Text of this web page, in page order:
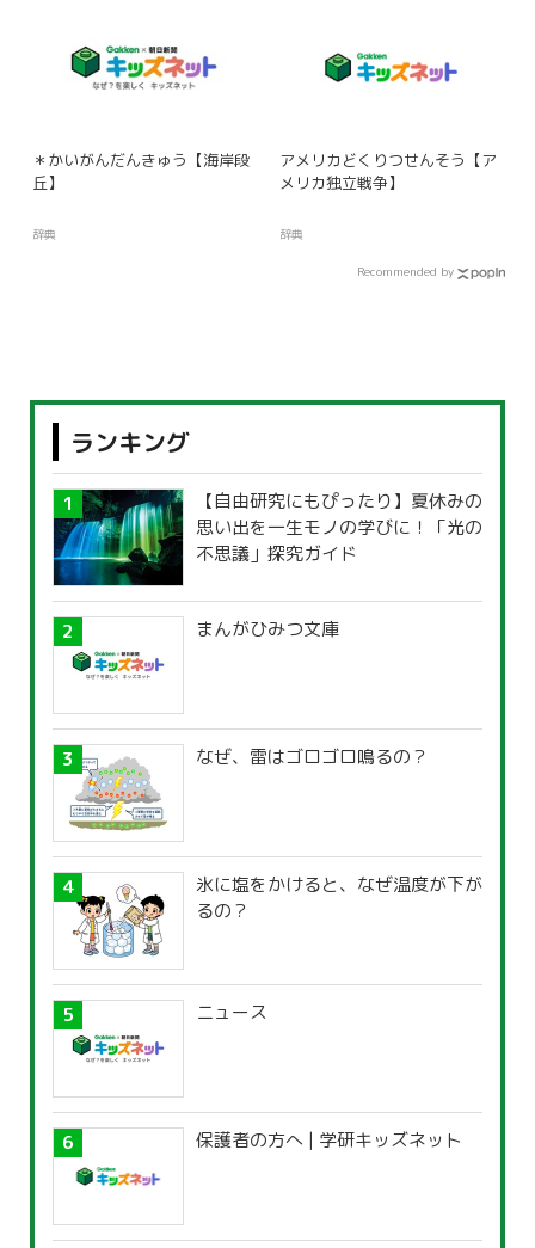
＊かいがんだんきゅう【海岸段
丘】
辞典
アメリカどくりつせんそう【ア
メリカ独立戦争】
辞典
Recommended by
ランキング
【自由研究にもぴったり】夏休みの
思い出を一生モノの学びに！「光の
不思議」探究ガイド
まんがひみつ文庫
なぜ、雷はゴロゴロ鳴るの？
氷に塩をかけると、なぜ温度が下が
るの？
ニュース
保護者の方へ | 学研キッズネット